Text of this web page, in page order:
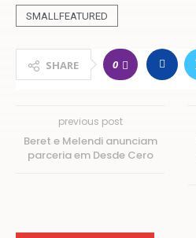
SMALLFEATURED
SHARE 0
previous post
Beret e Melendi anunciam
parceria em Desde Cero